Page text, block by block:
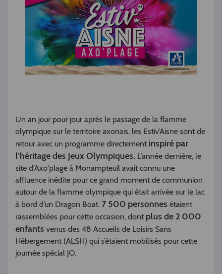
Un an jour pour jour après le passage de la flamme
olympique sur le territoire axonais, les Estiv’Aisne sont de
retour avec un programme directement inspiré par
l’héritage des Jeux Olympiques. L’année dernière, le
site d’Axo'plage à Monampteuil avait connu une
affluence inédite pour ce grand moment de communion
autour de la flamme olympique qui était arrivée sur le lac
à bord d’un Dragon Boat. 7 500 personnes étaient
rassemblées pour cette occasion, dont plus de 2 000
enfants venus des 48 Accueils de Loisirs Sans
Hébergement (ALSH) qui s’étaient mobilisés pour cette
journée spécial JO.